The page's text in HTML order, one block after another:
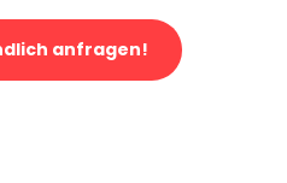
anfragen!